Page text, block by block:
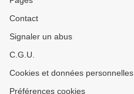
Contact
Signaler un abus
C.G.U.
Cookies et données personnelles
Préférences cookies